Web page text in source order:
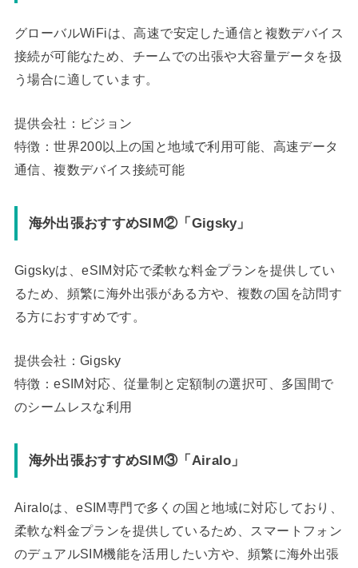
グローバルWiFiは、高速で安定した通信と複数デバイス
接続が可能なため、チームでの出張や大容量データを扱
う場合に適しています。
提供会社：ビジョン
特徴：世界200以上の国と地域で利用可能、高速データ
通信、複数デバイス接続可能
海外出張おすすめSIM②「Gigsky」
Gigskyは、eSIM対応で柔軟な料金プランを提供してい
るため、頻繁に海外出張がある方や、複数の国を訪問す
る方におすすめです。
提供会社：Gigsky
特徴：eSIM対応、従量制と定額制の選択可、多国間で
のシームレスな利用
海外出張おすすめSIM③「Airalo」
Airaloは、eSIM専門で多くの国と地域に対応しており、
柔軟な料金プランを提供しているため、スマートフォン
のデュアルSIM機能を活用したい方や、頻繁に海外出張